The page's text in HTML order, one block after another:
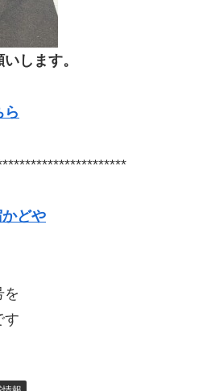
します。
ら
どや
を
す